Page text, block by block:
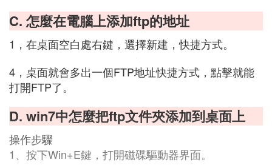
C. 怎麼在電腦上添加ftp的地址
1，在桌面空白處右鍵，選擇新建，快捷方式。
4，桌面就會多出一個FTP地址快捷方式，點擊就能
打開FTP了。
D. win7中怎麼把ftp文件夾添加到桌面上
操作步驟
1、按下Win+E鍵，打開磁碟驅動器界面。